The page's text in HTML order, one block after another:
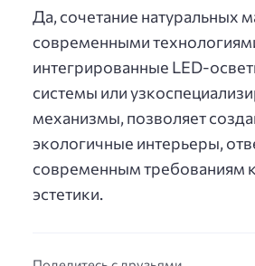
Да, сочетание натуральных
современными
интегрированные LED-
системы или
механизмы, позволяет
экологичные интерьеры,
современным требованиям
эстетики.